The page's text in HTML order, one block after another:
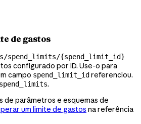
de gastos
spend_limits/{spend_limit_id}
configurado por ID. Use-o para
campo spend_limit_id referenciou.
.
de parâmetros e esquemas de
um limite de gastos na referência